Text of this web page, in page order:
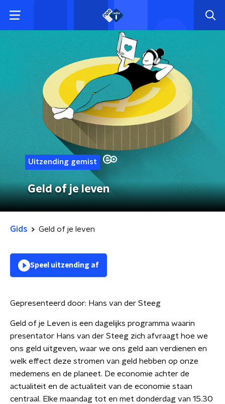
Uitzending gemist
Geld of je leven
Gids Geld of je leven
Speel uitzending af
Gepresenteerd door: Hans van der Steeg
Geld of je Leven is een dagelijks programma waarin
presentator Hans van der Steeg zich afvraagt hoe we
ons geld uitgeven, waar we ons geld aan verdienen en
welk effect deze stromen van geld hebben op onze
medemens en de planeet. De economie achter de
actualiteit en de actualiteit van de economie staan
centraal. Elke maandag tot en met donderdag van 15.30